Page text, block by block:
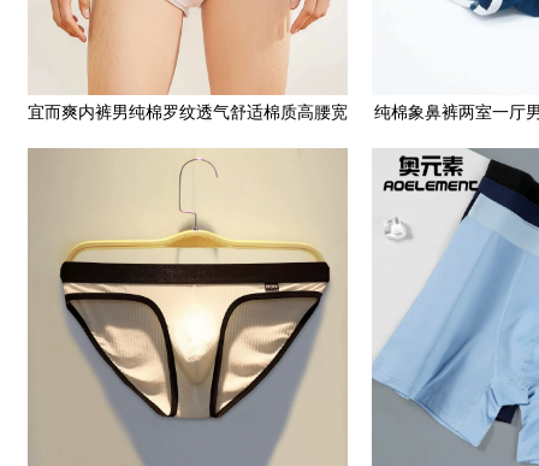
宜而爽内裤男纯棉罗纹透气舒适棉质高腰宽
松全棉三角裤男士内裤
纯棉象鼻裤两室一厅
子蛋枪分离